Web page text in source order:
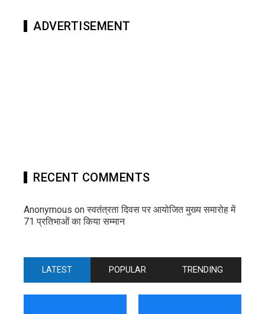
ADVERTISEMENT
RECENT COMMENTS
Anonymous onस्वतंत्रता दिवस पर आयोजित मुख्य समारोह में
71 प्रतिभाओं का किया सम्मान
LATEST POPULAR TRENDING